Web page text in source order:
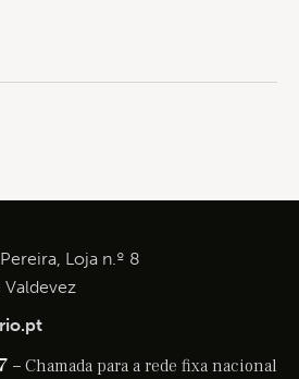
Loja n.º 8
– Chamada para a rede fixa nacional